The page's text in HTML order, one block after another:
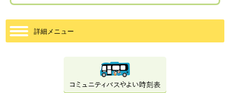
詳細メニュー